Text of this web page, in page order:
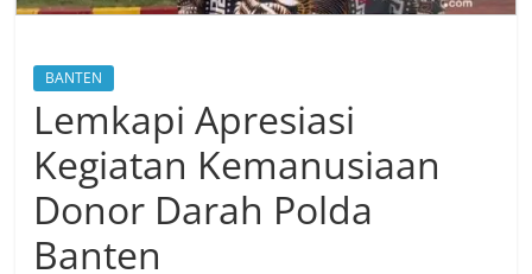
BANTEN
Lemkapi Apresiasi
Kegiatan Kemanusiaan
Donor Darah Polda
Banten